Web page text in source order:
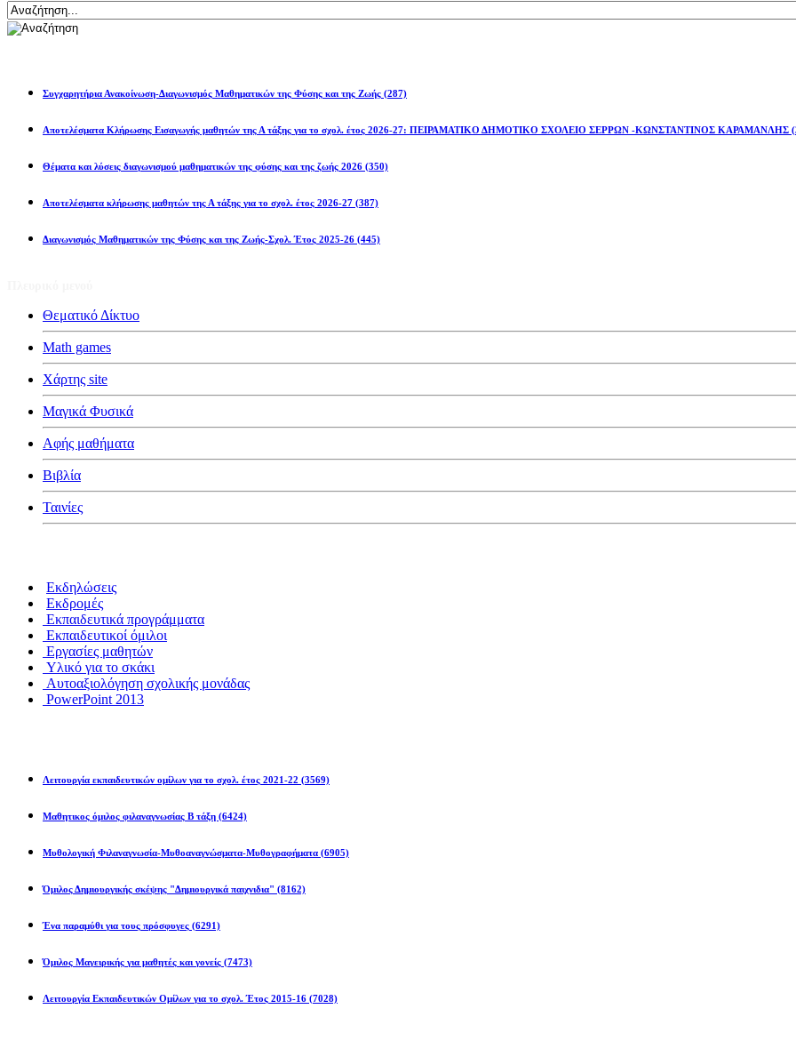
Συγχαρητήρια Ανακοίνωση-Διαγωνισμός Μαθηματικών της Φύσης και της Ζωής (287)
Αποτελέσματα Κλήρωσης Εισαγωγής μαθητών της Α τάξης για το σχολ. έτος 2026-27: ΠΕΙΡΑΜΑΤΙΚΟ ΔΗΜΟΤΙΚΟ ΣΧΟΛΕΙΟ ΣΕΡΡΩΝ -ΚΩΝΣΤΑΝΤΙΝΟΣ ΚΑΡΑΜΑΝΛΗΣ
Θέματα και λύσεις διαγωνισμού μαθηματικών της φύσης και της ζωής 2026 (350)
Αποτελέσματα κλήρωσης μαθητών της Α τάξης για το σχολ. έτος 2026-27 (387)
Διαγωνισμός Μαθηματικών της Φύσης και της Ζωής-Σχολ. Έτος 2025-26 (445)
Θεματικό Δίκτυο
Math games
Χάρτης site
Μαγικά Φυσικά
Αφής μαθήματα
Βιβλία
Ταινίες
Εκδηλώσεις
Εκδρομές
Εκπαιδευτικά προγράμματα
Εκπαιδευτικοί όμιλοι
Εργασίες μαθητών
Υλικό για το σκάκι
Αυτοαξιολόγηση σχολικής μονάδας
PowerPoint 2013
Λειτουργία εκπαιδευτικών ομίλων για το σχολ. έτος 2021-22 (3569)
Μαθητικος όμιλος φιλαναγνωσίας Β τάξη (6424)
Μυθολογική Φιλαναγνωσία-Μυθοαναγνώσματα-Μυθογραφήματα (6905)
Όμιλος Δημιουργικής σκέψης "Δημιουργικά παιχνιδια" (8162)
Ένα παραμύθι για τους πρόσφυγες (6291)
Όμιλος Μαγειρικής για μαθητές και γονείς (7473)
Λειτουργία Εκπαιδευτικών Ομίλων για το σχολ. Έτος 2015-16 (7028)